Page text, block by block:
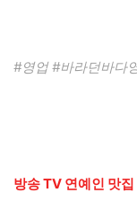
#영업 #바라던바다
방송 TV 연예인 맛